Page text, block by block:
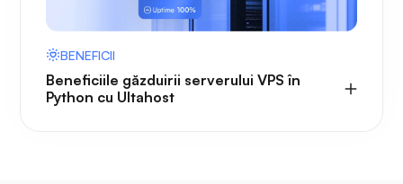
BENEFICII
Beneficiile găzduirii serverului VPS în
Python cu Ultahost